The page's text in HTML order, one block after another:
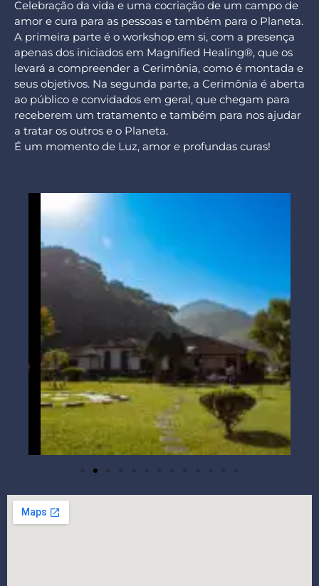
Celebração da vida e uma cocriação de um campo de
amor e cura para as pessoas e também para o Planeta.
A primeira parte é o workshop em si, com a presença
apenas dos iniciados em Magnified Healing®, que os
levará a compreender a Cerimônia, como é montada e
seus objetivos. Na segunda parte, a Cerimônia é aberta
ao público e convidados em geral, que chegam para
receberem um tratamento e também para nos ajudar
a tratar os outros e o Planeta.
É um momento de Luz, amor e profundas curas!